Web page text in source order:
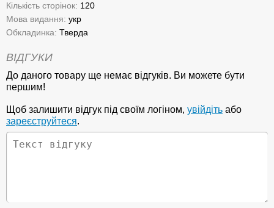
Кількість сторінок: 120
Мова видання: укр
Обкладинка: Тверда
ВІДГУКИ
До даного товару ще немає відгуків. Ви можете бути
першим!
Щоб залишити відгук під своїм логіном, увійдіть або
зареєструйтеся.